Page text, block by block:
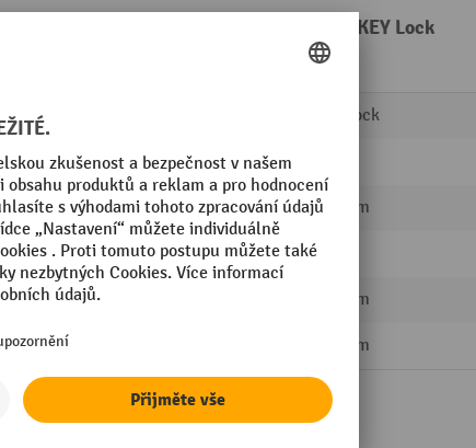
výšky čel 50-300 mm, světle šedá, KEY Lock
Zavírací systém KEY Lock
Značka
Šuplíky, hloubka 612 mm
Šuplíky, nosnost 75 kg
Šuplíky, šířka 459 mm
Šířka 564 mm
technické údaje